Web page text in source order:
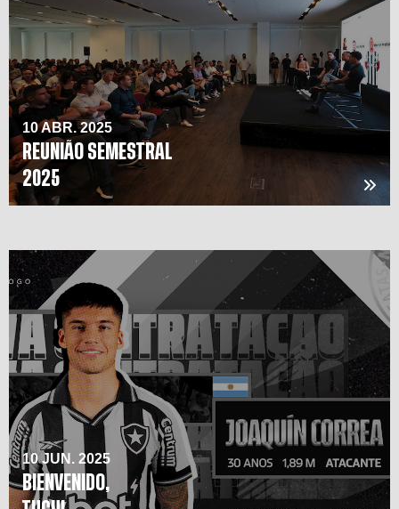
10 ABR. 2025
REUNIÃO SEMESTRAL
2025
10 JUN. 2025
BIENVENIDO,